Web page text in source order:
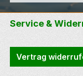
Service &
Vertrag